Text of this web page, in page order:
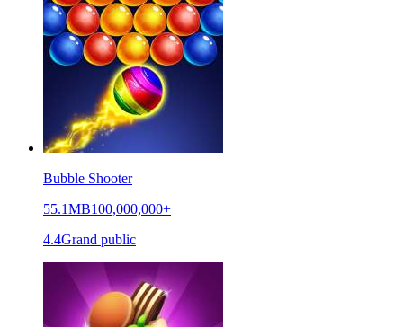
Bubble Shooter
55.1MB100,000,000+
4.4Grand public